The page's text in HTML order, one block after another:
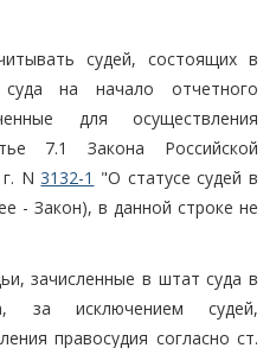
судей, состоящих в
на начало отчетного
для осуществления
7.1 Закона Российской
г. N3132-1 "О статусе судей в
- Закон), в данной строке не
зачисленные в штат суда в
за исключением судей,
правосудия согласно ст.